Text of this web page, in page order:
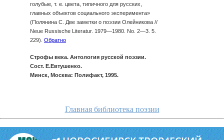
голубые, т. е. цвета, типичного для русских,
главных объектов социального эксперимента»
(Полянина С. Две заметки о поэзии Олейникова //
Neue Russische Literatur. 1979—1980. No. 2—3. 5.
229). Обратно
Строфы века. Антология русской поэзии.
Сост. Е.Евтушенко.
Минск, Москва: Полифакт, 1995.
Главная библиотека поэзии